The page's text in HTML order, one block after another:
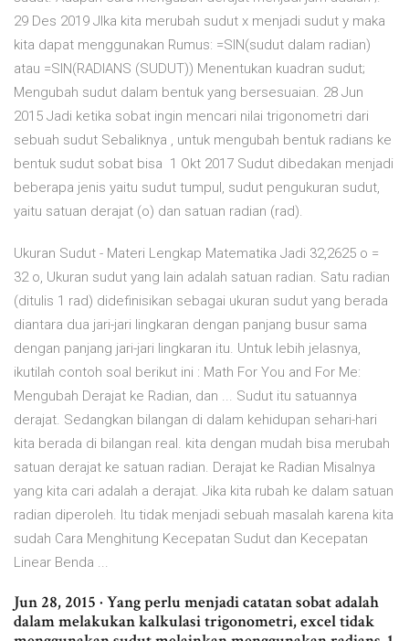
29 Des 2019 JIka kita merubah sudut x menjadi sudut y maka
kita dapat menggunakan Rumus: =SIN(sudut dalam radian)
atau =SIN(RADIANS (SUDUT)) Menentukan kuadran sudut;
Mengubah sudut dalam bentuk yang bersesuaian. 28 Jun
2015 Jadi ketika sobat ingin mencari nilai trigonometri dari
sebuah sudut Sebaliknya , untuk mengubah bentuk radians ke
bentuk sudut sobat bisa 1 Okt 2017 Sudut dibedakan menjadi
beberapa jenis yaitu sudut tumpul, sudut pengukuran sudut,
yaitu satuan derajat (o) dan satuan radian (rad).
Ukuran Sudut - Materi Lengkap Matematika Jadi 32,2625 o =
32 o, Ukuran sudut yang lain adalah satuan radian. Satu radian
(ditulis 1 rad) didefinisikan sebagai ukuran sudut yang berada
diantara dua jari-jari lingkaran dengan panjang busur sama
dengan panjang jari-jari lingkaran itu. Untuk lebih jelasnya,
ikutilah contoh soal berikut ini : Math For You and For Me:
Mengubah Derajat ke Radian, dan ... Sudut itu satuannya
derajat. Sedangkan bilangan di dalam kehidupan sehari-hari
kita berada di bilangan real. kita dengan mudah bisa merubah
satuan derajat ke satuan radian. Derajat ke Radian Misalnya
yang kita cari adalah a derajat. Jika kita rubah ke dalam satuan
radian diperoleh. Itu tidak menjadi sebuah masalah karena kita
sudah Cara Menghitung Kecepatan Sudut dan Kecepatan
Linear Benda ...
Jun 28, 2015 · Yang perlu menjadi catatan sobat adalah
dalam melakukan kalkulasi trigonometri, excel tidak